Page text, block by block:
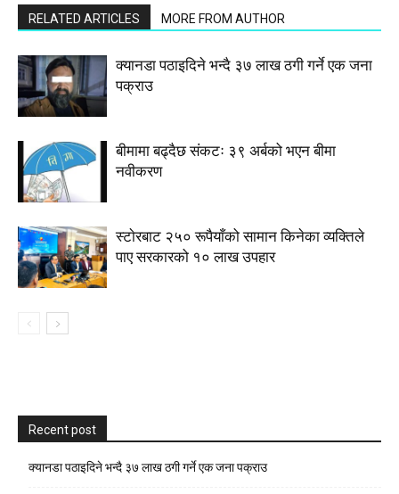
RELATED ARTICLES MORE FROM AUTHOR
क्यानडा पठाइदिने भन्दै ३७ लाख ठगी गर्ने एक जना
पक्राउ
बीमामा बढ्दैछ संकटः ३९ अर्बको भएन बीमा
नवीकरण
स्टाेरबाट २५० रूपैयाँको सामान किनेका व्यक्तिले
पाए सरकारको १० लाख उपहार
Recent post
क्यानडा पठाइदिने भन्दै ३७ लाख ठगी गर्ने एक जना पक्राउ